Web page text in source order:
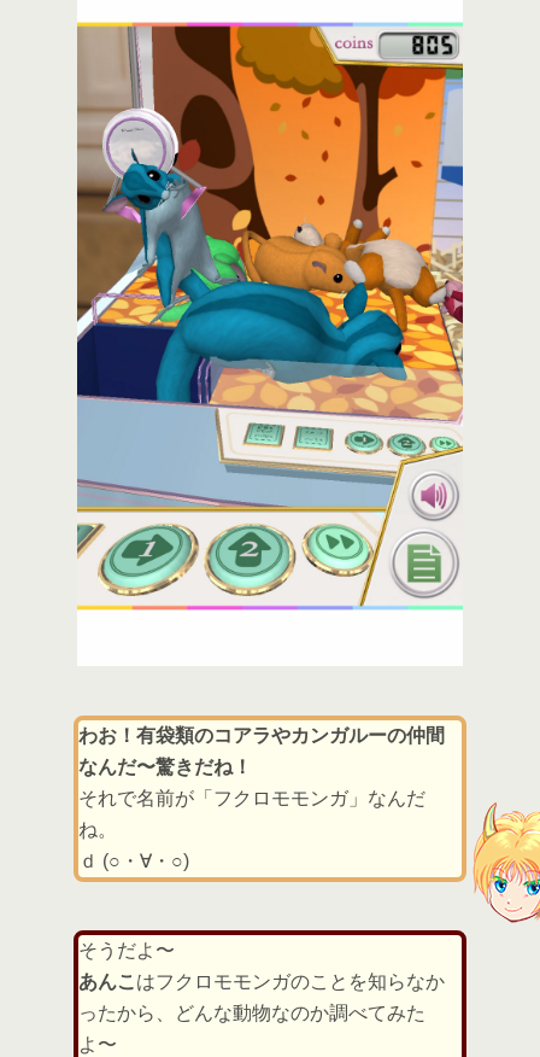
わお！有袋類のコアラやカンガルーの仲間
なんだ〜驚きだね！
それで名前が「フクロモモンガ」なんだ
ね。
ｄ (○・∀・○)
そうだよ〜
あんこはフクロモモンガのことを知らなか
ったから、どんな動物なのか調べてみた
よ〜